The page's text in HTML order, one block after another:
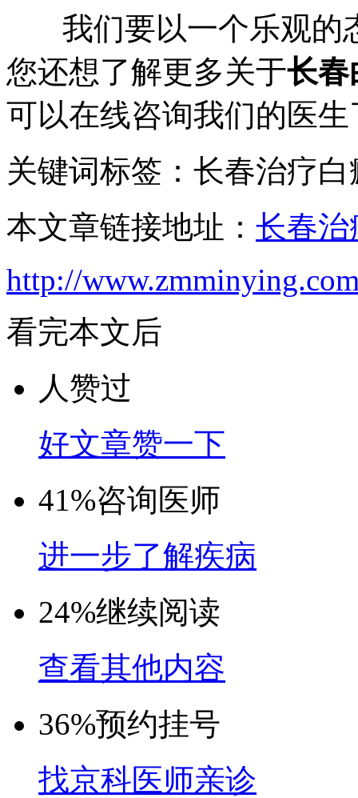
我们要以一个乐观的
您还想了解更多关于长春
可以在线咨询我们的医
关键词标签：长春治疗
本文章链接地址： 长春治
http://
看完本文后
人赞过
好文章赞一下
41%咨询医师
进一步了解疾病
24%继续阅读
查看其他内容
36%预约挂号
找京科医师亲诊